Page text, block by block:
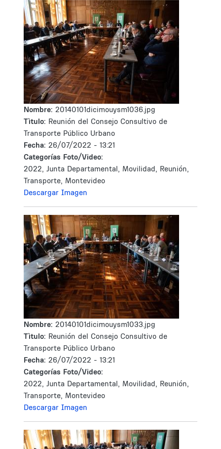
Nombre: 20140101dicimouysm1036.jpg
Tìtulo: Reunión del Consejo Consultivo de
Transporte Público Urbano
Fecha: 26/07/2022 - 13:21
Categorías Foto/Video:
2022, Junta Departamental, Movilidad, Reunión,
Transporte, Montevideo
Descargar Imagen
Nombre: 20140101dicimouysm1033.jpg
Tìtulo: Reunión del Consejo Consultivo de
Transporte Público Urbano
Fecha: 26/07/2022 - 13:21
Categorías Foto/Video:
2022, Junta Departamental, Movilidad, Reunión,
Transporte, Montevideo
Descargar Imagen